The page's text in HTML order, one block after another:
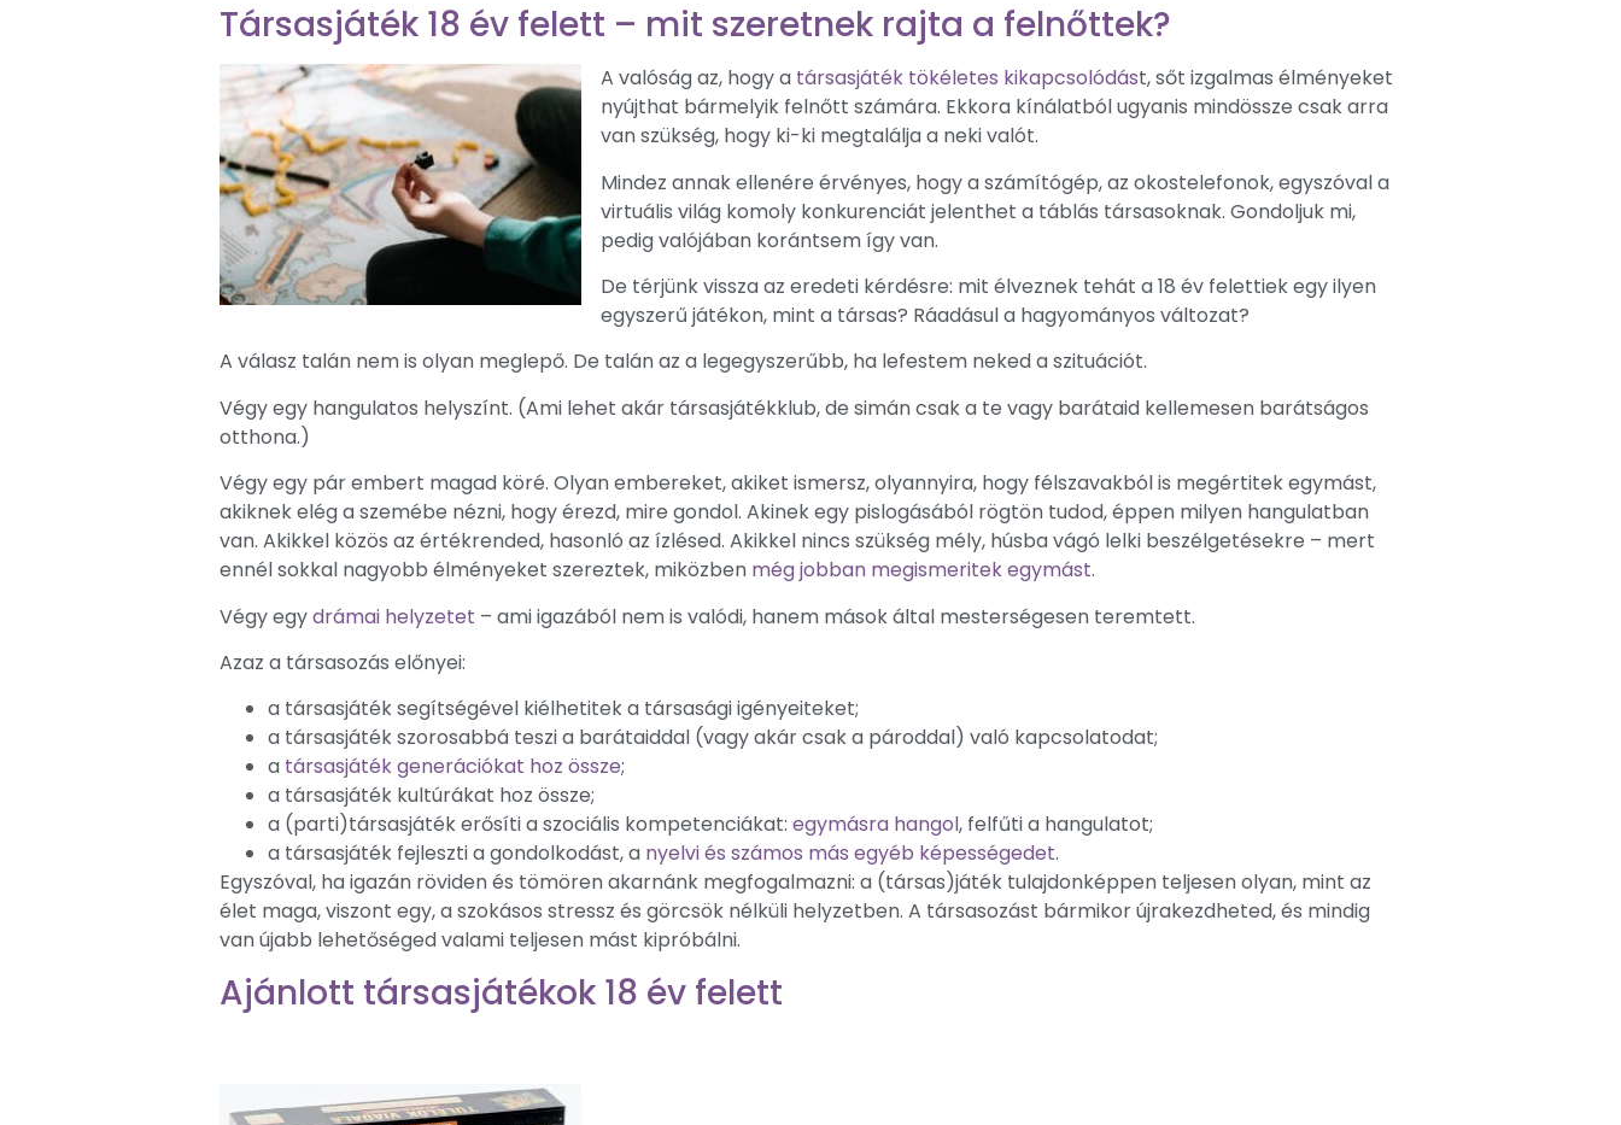
Társasjáték 18 év felett – mit szeretnek rajta a felnőttek?
A valóság az, hogy a társasjáték tökéletes kikapcsolódást, sőt izgalmas élményeket
nyújthat bármelyik felnőtt számára. Ekkora kínálatból ugyanis mindössze csak arra
van szükség, hogy ki-ki megtalálja a neki valót.
Mindez annak ellenére érvényes, hogy a számítógép, az okostelefonok, egyszóval a
virtuális világ komoly konkurenciát jelenthet a táblás társasoknak. Gondoljuk mi,
pedig valójában korántsem így van.
De térjünk vissza az eredeti kérdésre: mit élveznek tehát a 18 év felettiek egy ilyen
egyszerű játékon, mint a társas? Ráadásul a hagyományos változat?
A válasz talán nem is olyan meglepő. De talán az a legegyszerűbb, ha lefestem neked a szituációt.
Végy egy hangulatos helyszínt. (Ami lehet akár társasjátékklub, de simán csak a te vagy barátaid kellemesen barátságos
otthona.)
Végy egy pár embert magad köré. Olyan embereket, akiket ismersz, olyannyira, hogy félszavakból is megértitek egymást,
akiknek elég a szemébe nézni, hogy érezd, mire gondol. Akinek egy pislogásából rögtön tudod, éppen milyen hangulatban
van. Akikkel közös az értékrended, hasonló az ízlésed. Akikkel nincs szükség mély, húsba vágó lelki beszélgetésekre – mert
ennél sokkal nagyobb élményeket szereztek, miközben még jobban megismeritek egymást.
Végy egydrámai helyzetet – ami igazából nem is valódi, hanem mások által mesterségesen teremtett.
Azaz a társasozás előnyei:
a társasjáték segítségével kiélhetitek a társasági igényeiteket;
a társasjáték szorosabbá teszi a barátaiddal (vagy akár csak a pároddal) való kapcsolatodat;
a társasjáték generációkat hoz össze;
a társasjáték kultúrákat hoz össze;
a (parti)társasjáték erősíti a szociális kompetenciákat: egymásra hangol, felfűti a hangulatot;
a társasjáték fejleszti a gondolkodást, a nyelvi és számos más egyéb képességedet.
Egyszóval, ha igazán röviden és tömören akarnánk megfogalmazni: a (társas)játék tulajdonképpen teljesen olyan, mint az
élet maga, viszont egy, a szokásos stressz és görcsök nélküli helyzetben. A társasozást bármikor újrakezdheted, és mindig
van újabb lehetőséged valami teljesen mást kipróbálni.
Ajánlott társasjátékok 18 év felett